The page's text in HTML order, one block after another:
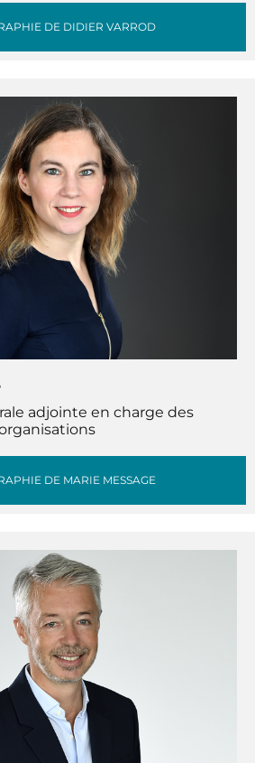
DE DIDIER VARROD
adjointe en charge des
DE MARIE MESSAGE